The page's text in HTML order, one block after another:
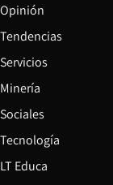
Opinión
Tendencias
Servicios
Minería
Sociales
Tecnología
LT Educa